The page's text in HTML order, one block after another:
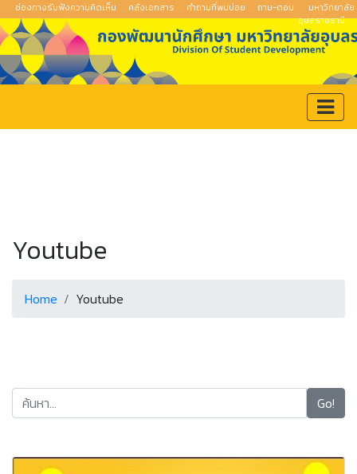
ช่องทางรับฟังความคิดเห็น คลังเอกสาร คำถามที่พบบ่อย ถาม-ตอบ
มหาวิทยาลัย
อุบลราชธานี
Youtube
Home Youtube
Go!